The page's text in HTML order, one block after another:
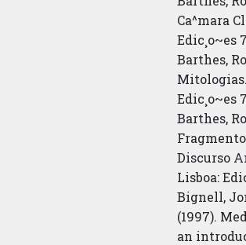
Ca^mara
Edic¸o~es
Barthes,
Edic¸o~es
Barthes,
Discurso
Lisboa:
Bignell,
(1997).
an